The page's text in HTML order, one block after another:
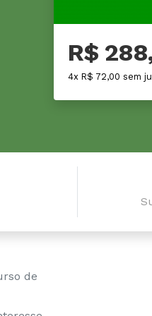
R$
4x R$ 72,00 sem
de